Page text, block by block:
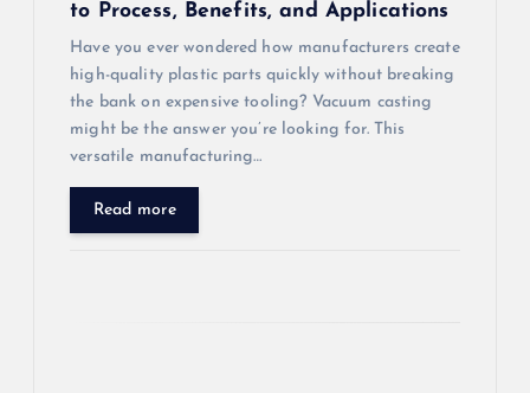
to Process, Benefits, and Applications
Have you ever wondered how manufacturers create
high-quality plastic parts quickly without breaking
the bank on expensive tooling? Vacuum casting
might be the answer you’re looking for. This
versatile manufacturing…
Read more